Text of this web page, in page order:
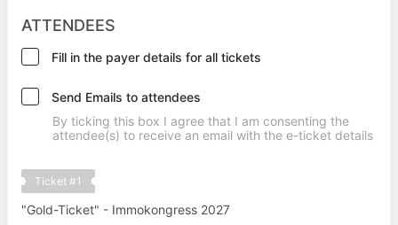
ATTENDEES
Fill in the payer details for all tickets
Send Emails to attendees
By ticking this box I agree that I am consenting the
attendee(s) to receive an email with the e-ticket details
Ticket #1
"Gold-Ticket" - Immokongress 2027